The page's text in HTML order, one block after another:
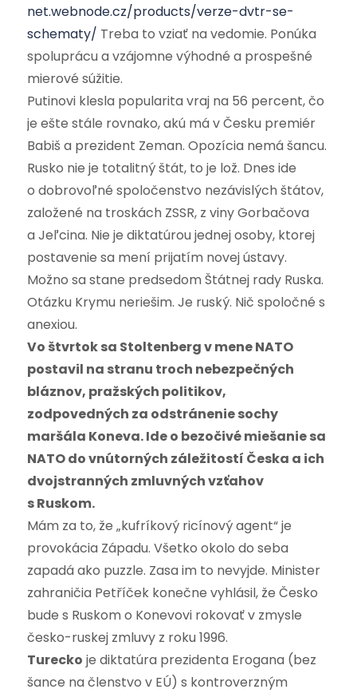
net.webnode.cz/products/verze-dvtr-se-
schematy/ Treba to vziať na vedomie. Ponúka
spoluprácu a vzájomne výhodné a prospešné
mierové súžitie.
Putinovi klesla popularita vraj na 56 percent, čo
je ešte stále rovnako, akú má v Česku premiér
Babiš a prezident Zeman. Opozícia nemá šancu.
Rusko nie je totalitný štát, to je lož. Dnes ide
o dobrovoľné spoločenstvo nezávislých štátov,
založené na troskách ZSSR, z viny Gorbačova
a Jeľcina. Nie je diktatúrou jednej osoby, ktorej
postavenie sa mení prijatím novej ústavy.
Možno sa stane predsedom Štátnej rady Ruska.
Otázku Krymu neriešim. Je ruský. Nič spoločné s
anexiou.
Vo štvrtok sa Stoltenberg v mene NATO
postavil na stranu troch nebezpečných
bláznov, pražských politikov,
zodpovedných za odstránenie sochy
maršála Koneva. Ide o bezočivé miešanie sa
NATO do vnútorných záležitostí Česka a ich
dvojstranných zmluvných vzťahov
s Ruskom.
Mám za to, že „kufríkový ricínový agent“ je
provokácia Západu. Všetko okolo do seba
zapadá ako puzzle. Zasa im to nevyjde. Minister
zahraničia Petříček konečne vyhlásil, že Česko
bude s Ruskom o Konevovi rokovať v zmysle
česko-ruskej zmluvy z roku 1996.
Turecko je diktatúra prezidenta Erogana (bez
šance na členstvo v EÚ) s kontroverzným